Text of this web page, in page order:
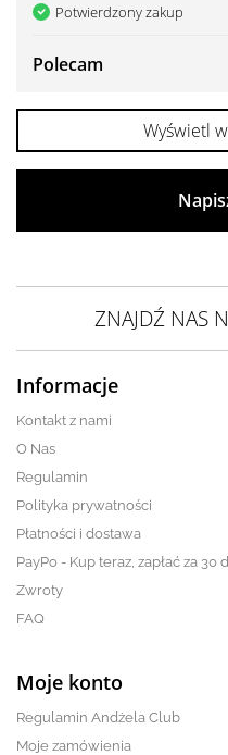
Potwierdzony zakup
Polecam
Wyświetl
ZNAJDŹ NAS
Informacje
Kontakt z nami
O Nas
Regulamin
Polityka prywatności
Płatności i dostawa
PayPo - Kup teraz, zapłać za 30
Zwroty
FAQ
Moje konto
Regulamin Andżela Club
Moje zamówienia